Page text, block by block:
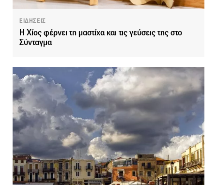
ΕΙΔΗΣΕΙΣ
Η Χίος φέρνει τη μαστίχα και τις γεύσεις της στο
Σύνταγμα